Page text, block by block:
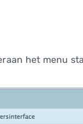
het menu